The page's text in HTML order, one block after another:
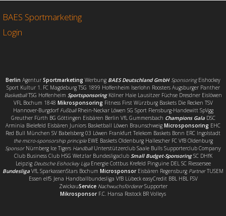
o
k
r
BAES Sportmarketing
Login
Berlin Agentur Sportmarketing Werbung BAES Deutschland GmbH SponsoringEishockey
Sport Kultur 1. FC Magdeburg TSG 1899 Hoffenheim Iserlohn Roosters Augsburger Panther
BasketballTSG Hoffenheim SportsponsoringKölner Haie Lausitzer Füchse Dresdner Eislöwen
VFL Bochum 1848 Mikrosponsoring Fitness First Würzburg Baskets Die Recken TSV
Hannover-Burgdorf FußballRhein-Neckar Löwen SG Sport Flensburg-Handewitt SpVgg
Greuther Fürth BG Göttingen Eisbären Berlin VfL Gummersbach Champions GalaDSC
Arminia Bielefeld Eisbären Juniors Basketball Löwen Braunschweig Microsponsoring EHC
Red Bull München SV Babelsberg 03 Löwen Frankfurt Telekom Baskets Bonn ERC Ingolstadt
the micro-sponsorship principleEWE Baskets Oldenburg Hallescher FC VfB Oldenburg
SponsorNürnberg Ice Tigers HandballUnterstützerclub Saale Bulls Supporterclub Company
Club Business Club HSG Wetzlar Bundesligaclub Small Budget-SponsoringSC DHfK
Leipzig Deutsche Eishockey LigaEnergie Cottbus Krefeld Pinguine DEL SC Riessersee
Bundesliga VfL SparkassenStars Bochum MicrosponsorEisbären Regensburg PartnerTUSEM
Essen elf5 Jena Handballbundesliga VfB Lübeck easyCredit BBL HBL FSV
ZwickauService NachwuchsfördererSupporter
MikrosponsorF.C. Hansa Rostock BR Volleys